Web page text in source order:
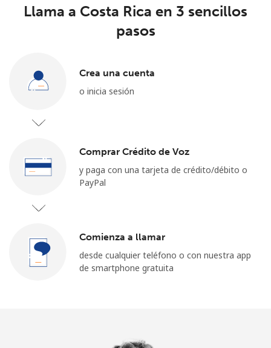
Continuar con
Llama a Costa Rica en 3 sencillos
pasos
Crea una cuenta
o inicia sesión
Comprar Crédito de Voz
y paga con una tarjeta de crédito/débito o
PayPal
Comienza a llamar
desde cualquier teléfono o con nuestra app
de smartphone gratuita